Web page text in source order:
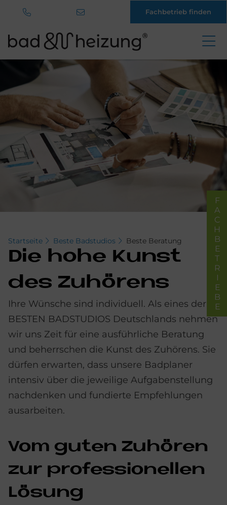
Fachbetrieb finden
Startseite Beste Badstudios Beste Beratung
Die hohe Kunst
des Zu­hö­rens
Ihre Wünsche sind individuell. Als eines der
BESTEN BADSTUDIOS Deutschlands nehmen
wir uns Zeit für eine ausführliche Beratung
und beherrschen die Kunst des Zuhörens. Sie
dürfen erwarten, dass unsere Badplaner
intensiv über die jeweilige Aufgabenstellung
nachdenken und fundierte Empfehlungen
ausarbeiten.
Vom gu­ten Zu­hö­ren
zur pro­fes­sio­nel­len
Lö­sung
FACHBETRIEBE